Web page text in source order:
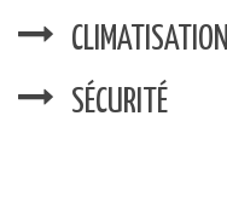
CLIMATISATION
SÉCURITÉ